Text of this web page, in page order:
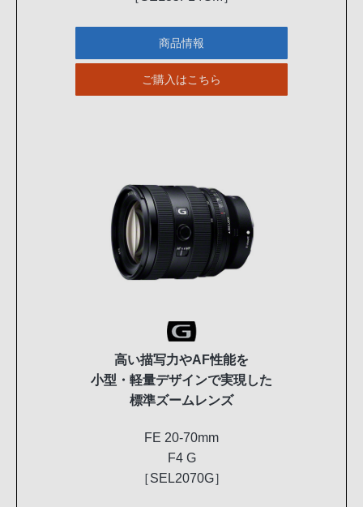
商品情報
ご購入はこちら
高い描写力やAF性能を
小型・軽量デザインで実現した
標準ズームレンズ
FE 20-70mm
F4 G
［SEL2070G］